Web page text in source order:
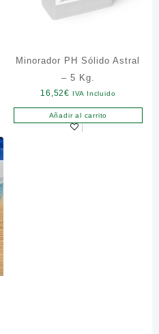
Minorador PH Sólido Astral
– 5 Kg.
16,52€ IVA Incluido
Añadir al carrito